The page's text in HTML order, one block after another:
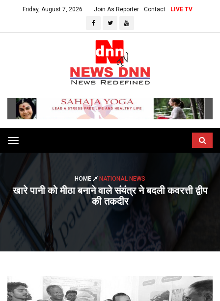
Friday, August 7, 2026 Join As Reporter Contact LIVE TV
Toggle
navigation
HOME NATIONAL NEWS
खारे पानी को मीठा बनाने वाले संयंत्र ने बदली कवरत्ती द्वीप
की तकदीर